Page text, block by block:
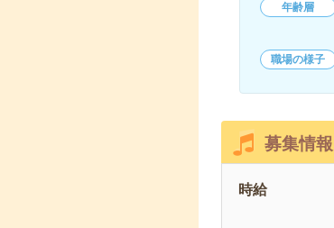
年齢層
職場の様子
募集情報
時給